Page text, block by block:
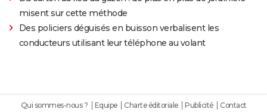
misent sur cette méthode
Des policiers déguisés en buisson verbalisent les
conducteurs utilisant leur téléphone au volant
Qui sommes-nous ? Equipe Charte éditoriale Publicité Contact